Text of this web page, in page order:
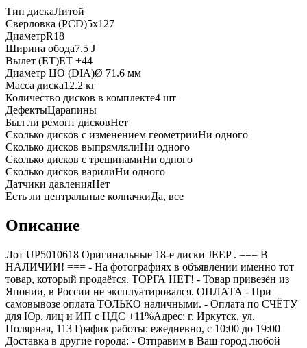
Тип дискаЛитой
Сверловка (PCD)5x127
ДиаметрR18
Ширина обода7.5 J
Вылет (ET)ET +44
Диаметр ЦО (DIA)Ø 71.6 мм
Масса диска12.2 кг
Количество дисков в комплекте4 шт
ДефектыЦарапины
Был ли ремонт дисковНет
Сколько дисков с изменением геометрииНи одного
Сколько дисков выпрямлялиНи одного
Сколько дисков с трещинамиНи одного
Сколько дисков варилиНи одного
Датчики давленияНет
Есть ли центральные колпачкиДа, все
Описание
Лот UP5010618 Оригинальные 18-е диски JEEP . === B
НАЛИЧИИ! === - На фотографиях в объявлении именно тот
товар, который продаётся. ТОРГА НЕТ! - Товар привезён из
Японии, в России не эксплуатировался. ОПЛАТА - При
самовывозе оплата ТОЛЬКО наличными. - Оплата по СЧЁТУ
для Юр. лиц и ИП с НДС +11%Адрес: г. Иркутск, ул.
Полярная, 113 График работы: ежедневно, с 10:00 до 19:00
Доставка в другие города: - Отправим в Ваш город любой